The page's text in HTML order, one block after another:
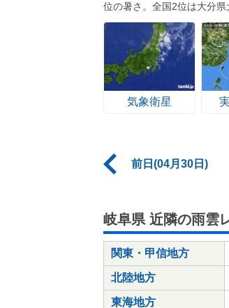
位の暑さ。全国2位は大分県
気象衛星
前日(04月30日)
岐阜県 近隣の雨雲
関東・甲信地方
北陸地方
東海地方